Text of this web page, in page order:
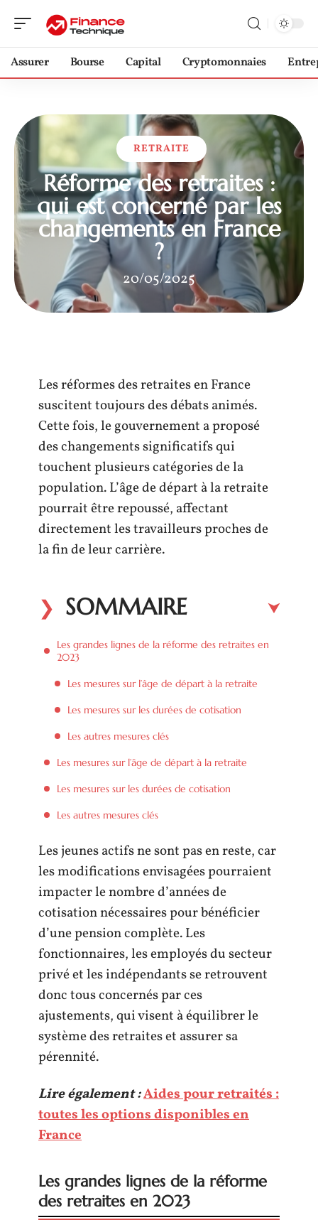
Assurer Bourse Capital Cryptomonnaies
RETRAITE
Réforme des retraites :
qui est concerné par les
changements en France
?
20/05/2025
Les réformes des retraites en France
suscitent toujours des débats animés.
Cette fois, le gouvernement a proposé
des changements significatifs qui
touchent plusieurs catégories de la
population. L’âge de départ à la retraite
pourrait être repoussé, affectant
directement les travailleurs proches de
la fin de leur carrière.
SOMMAIRE
Les grandes lignes de la réforme des retraites en
2023
Les mesures sur l’âge de départ à la retraite
Les mesures sur les durées de cotisation
Les autres mesures clés
Les mesures sur l’âge de départ à la retraite
Les mesures sur les durées de cotisation
Les autres mesures clés
Les jeunes actifs ne sont pas en reste, car
les modifications envisagées pourraient
impacter le nombre d’années de
cotisation nécessaires pour bénéficier
d’une pension complète. Les
fonctionnaires, les employés du secteur
privé et les indépendants se retrouvent
donc tous concernés par ces
ajustements, qui visent à équilibrer le
système des retraites et assurer sa
pérennité.
Lire également :Aides pour retraités :
toutes les options disponibles en
France
Les grandes lignes de la réforme
des retraites en 2023